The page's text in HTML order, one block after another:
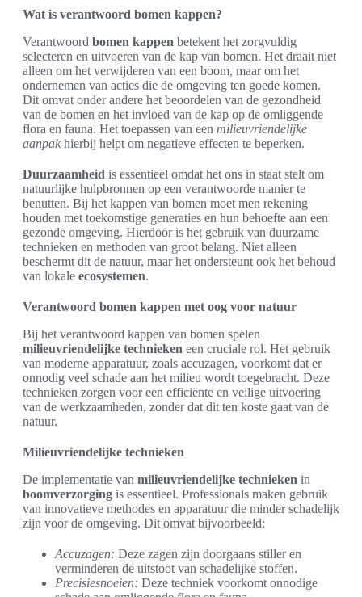
Wat is verantwoord bomen kappen?
Verantwoord bomen kappen betekent het zorgvuldig
selecteren en uitvoeren van de kap van bomen. Het draait niet
alleen om het verwijderen van een boom, maar om het
ondernemen van acties die de omgeving ten goede komen.
Dit omvat onder andere het beoordelen van de gezondheid
van de bomen en het invloed van de kap op de omliggende
flora en fauna. Het toepassen van een milieuvriendelijke
aanpak hierbij helpt om negatieve effecten te beperken.
Duurzaamheid is essentieel omdat het ons in staat stelt om
natuurlijke hulpbronnen op een verantwoorde manier te
benutten. Bij het kappen van bomen moet men rekening
houden met toekomstige generaties en hun behoefte aan een
gezonde omgeving. Hierdoor is het gebruik van duurzame
technieken en methoden van groot belang. Niet alleen
beschermt dit de natuur, maar het ondersteunt ook het behoud
van lokale ecosystemen.
Verantwoord bomen kappen met oog voor natuur
Bij het verantwoord kappen van bomen spelen
milieuvriendelijke technieken een cruciale rol. Het gebruik
van moderne apparatuur, zoals accuzagen, voorkomt dat er
onnodig veel schade aan het milieu wordt toegebracht. Deze
technieken zorgen voor een efficiënte en veilige uitvoering
van de werkzaamheden, zonder dat dit ten koste gaat van de
natuur.
Milieuvriendelijke technieken
De implementatie van milieuvriendelijke technieken in
boomverzorging is essentieel. Professionals maken gebruik
van innovatieve methodes en apparatuur die minder schadelijk
zijn voor de omgeving. Dit omvat bijvoorbeeld:
Accuzagen: Deze zagen zijn doorgaans stiller en
verminderen de uitstoot van schadelijke stoffen.
Precisiesnoeien: Deze techniek voorkomt onnodige